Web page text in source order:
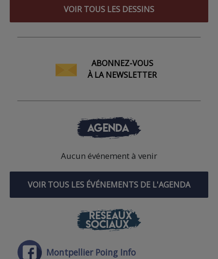
VOIR TOUS LES DESSINS
ABONNEZ-VOUS
À LA NEWSLETTER
AGENDA
Aucun événement à venir
VOIR TOUS LES ÉVÉNEMENTS DE L'AGENDA
RÉSEAUX
SOCIAUX
Montpellier Poing Info